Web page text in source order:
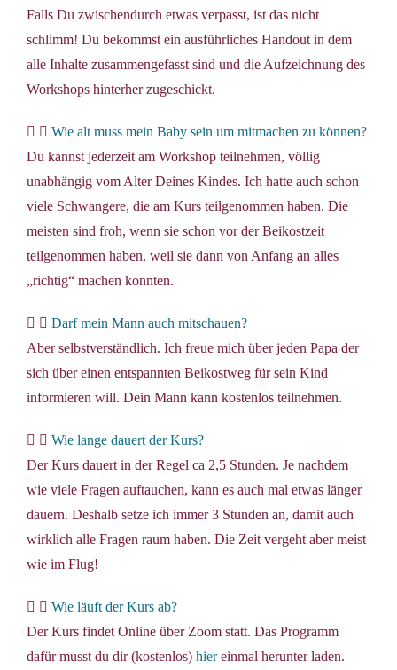
Falls Du zwischendurch etwas verpasst, ist das nicht
schlimm! Du bekommst ein ausführliches Handout in dem
alle Inhalte zusammengefasst sind und die Aufzeichnung des
Workshops hinterher zugeschickt.
Wie alt muss mein Baby sein um mitmachen zu können?
Du kannst jederzeit am Workshop teilnehmen, völlig
unabhängig vom Alter Deines Kindes. Ich hatte auch schon
viele Schwangere, die am Kurs teilgenommen haben. Die
meisten sind froh, wenn sie schon vor der Beikostzeit
teilgenommen haben, weil sie dann von Anfang an alles
„richtig“ machen konnten.
Darf mein Mann auch mitschauen?
Aber selbstverständlich. Ich freue mich über jeden Papa der
sich über einen entspannten Beikostweg für sein Kind
informieren will. Dein Mann kann kostenlos teilnehmen.
Wie lange dauert der Kurs?
Der Kurs dauert in der Regel ca 2,5 Stunden. Je nachdem
wie viele Fragen auftauchen, kann es auch mal etwas länger
dauern. Deshalb setze ich immer 3 Stunden an, damit auch
wirklich alle Fragen raum haben. Die Zeit vergeht aber meist
wie im Flug!
Wie läuft der Kurs ab?
Der Kurs findet Online über Zoom statt. Das Programm
dafür musst du dir (kostenlos) hiereinmal herunter laden.